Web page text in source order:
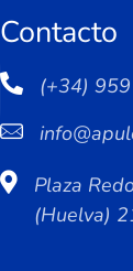
Contacto
(+34)
Plaza
(Huelva)